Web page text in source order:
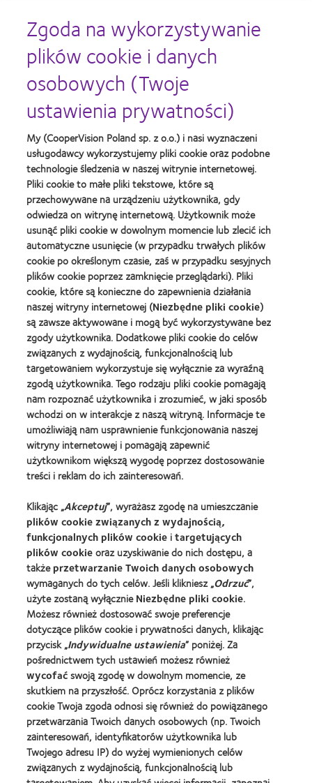
Nagrody
Learn
more
about
Soczewki
-
nagroda
dla
najlepszego
produktu
Silmo
d'Or
(2013)
Learn
more
about
Contact
Product
of
the
Year
(2013)
Learn
more
about
Best
Companies
for
Leaders
2010
i
2012
(2012)
Learn
more
about
2012
REBRAND
100®
Global
Award
(2012)
Learn
more
about
Lider
kontaktologii
Learn
more
about
Fundacja
Anny
Dymnej
Learn
more
about
BCLA
Industry
Award
Nasze Produkty
Znajdź soczewki dla siebie
Technologia soczewek kontaktowych
Znajdz Specjaliste
Soczewki kontaktowe i wzrok
Nowy użytkownik
Doświadczony użytkownik
Blog
O Nas
Kariera
Wiadomości globalne
Kontakt
Zgoda na wykorzystywanie
plików cookie i danych
osobowych (Twoje
ustawienia prywatności)
My (CooperVision Poland sp. z o.o.) i nasi wyznaczeni
usługodawcy wykorzystujemy pliki cookie oraz podobne
technologie śledzenia w naszej witrynie internetowej.
Pliki cookie to małe pliki tekstowe, które są
przechowywane na urządzeniu użytkownika, gdy
odwiedza on witrynę internetową. Użytkownik może
usunąć pliki cookie w dowolnym momencie lub zlecić ich
automatyczne usunięcie (w przypadku trwałych plików
cookie po określonym czasie, zaś w przypadku sesyjnych
plików cookie poprzez zamknięcie przeglądarki). Pliki
cookie, które są konieczne do zapewnienia działania
naszej witryny internetowej (Niezbędne pliki cookie)
są zawsze aktywowane i mogą być wykorzystywane bez
zgody użytkownika. Dodatkowe pliki cookie do celów
związanych z wydajnością, funkcjonalnością lub
targetowaniem wykorzystuje się wyłącznie za wyraźną
zgodą użytkownika. Tego rodzaju pliki cookie pomagają
nam rozpoznać użytkownika i zrozumieć, w jaki sposób
wchodzi on w interakcje z naszą witryną. Informacje te
umożliwiają nam usprawnienie funkcjonowania naszej
witryny internetowej i pomagają zapewnić
użytkownikom większą wygodę poprzez dostosowanie
treści i reklam do ich zainteresowań.
Klikając „Akceptuj”, wyrażasz zgodę na umieszczanie
plików cookie związanych z wydajnością,
funkcjonalnych plików cookie itargetujących
plików cookieoraz uzyskiwanie do nich dostępu, a
takżeprzetwarzanie Twoich danych osobowych
wymaganych do tych celów. Jeśli klikniesz „Odrzuć”,
użyte zostaną wyłącznieNiezbędne pliki cookie.
Możesz również dostosować swoje preferencje
dotyczące plików cookie i prywatności danych, klikając
przycisk „Indywidualne ustawienia” poniżej. Za
pośrednictwem tych ustawień możesz również
wycofaćswoją zgodę w dowolnym momencie, ze
skutkiem na przyszłość. Oprócz korzystania z plików
cookie Twoja zgoda odnosi się również do powiązanego
przetwarzania Twoich danych osobowych (np. Twoich
zainteresowań, identyfikatorów użytkownika lub
Twojego adresu IP) do wyżej wymienionych celów
związanych z wydajnością, funkcjonalnością lub